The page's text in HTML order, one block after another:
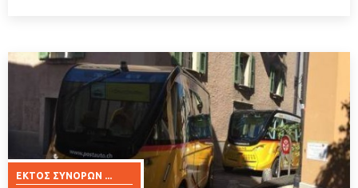
ΕΚΤΌΣ ΣΥΝΌΡΩΝ ...